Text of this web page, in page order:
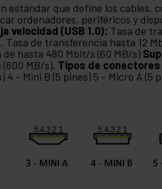
estándar que define los cables,
ordenadores, periféricos y
velocidad (USB 1.0): Tasa de
de transferencia hasta 12
hasta 480 Mbit/s (60 MB/s)
MB/s). Tipos de conectores
4 - Mini B (5 pines) 5 - Micro A (5